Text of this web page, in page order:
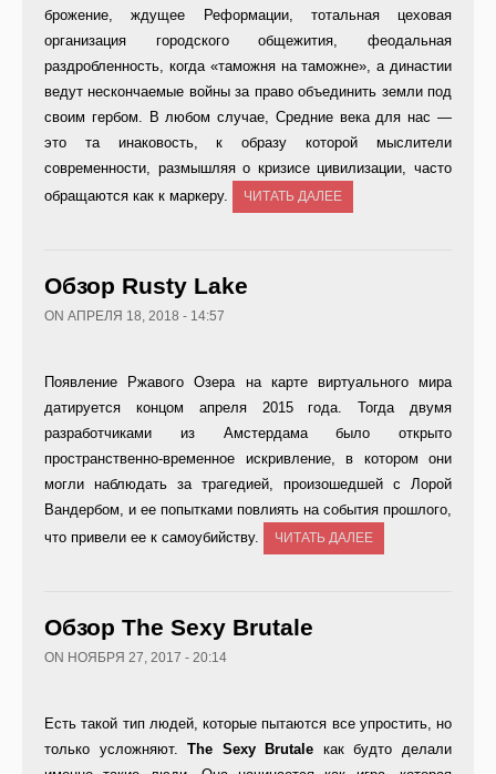
брожение, ждущее Реформации, тотальная цеховая
организация городского общежития, феодальная
раздробленность, когда «таможня на таможне», а династии
ведут нескончаемые войны за право объединить земли под
своим гербом. В любом случае, Средние века для нас —
это та инаковость, к образу которой мыслители
современности, размышляя о кризисе цивилизации, часто
обращаются как к маркеру.
ЧИТАТЬ ДАЛЕЕ
Обзор Rusty Lake
ON АПРЕЛЯ 18, 2018 - 14:57
Появление Ржавого Озера на карте виртуального мира
датируется концом апреля 2015 года. Тогда двумя
разработчиками из Амстердама было открыто
пространственно-временное искривление, в котором они
могли наблюдать за трагедией, произошедшей с Лорой
Вандербом, и ее попытками повлиять на события прошлого,
что привели ее к самоубийству.
ЧИТАТЬ ДАЛЕЕ
Обзор The Sexy Brutale
ON НОЯБРЯ 27, 2017 - 20:14
Есть такой тип людей, которые пытаются все упростить, но
только усложняют.The Sexy Brutale как будто делали